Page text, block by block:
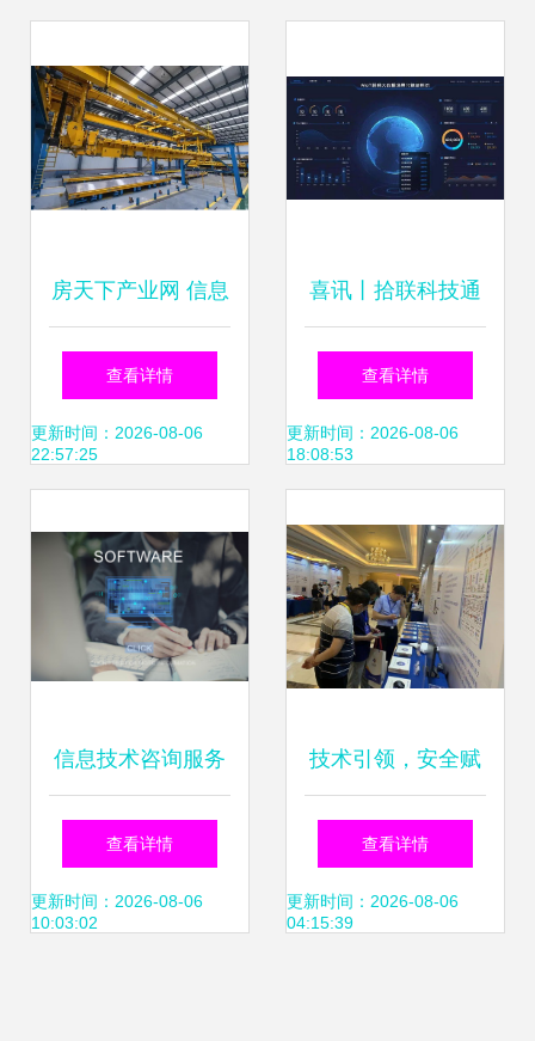
房天下产业网 信息
技术咨询服务助力
行业数字化转型
查看详情
更新时间：2026-08-06
22:57:25
喜讯丨拾联科技通
过厦门软件和信息
技术服务一类企业
能信息技术咨询服
务
查看详情
更新时间：2026-08-06
18:08:53
信息技术咨询服务
合同
查看详情
更新时间：2026-08-06
10:03:02
技术引领，安全赋
能 卫星定位产品荣
入工信部创新方案
查看详情
更新时间：2026-08-06
04:15:39